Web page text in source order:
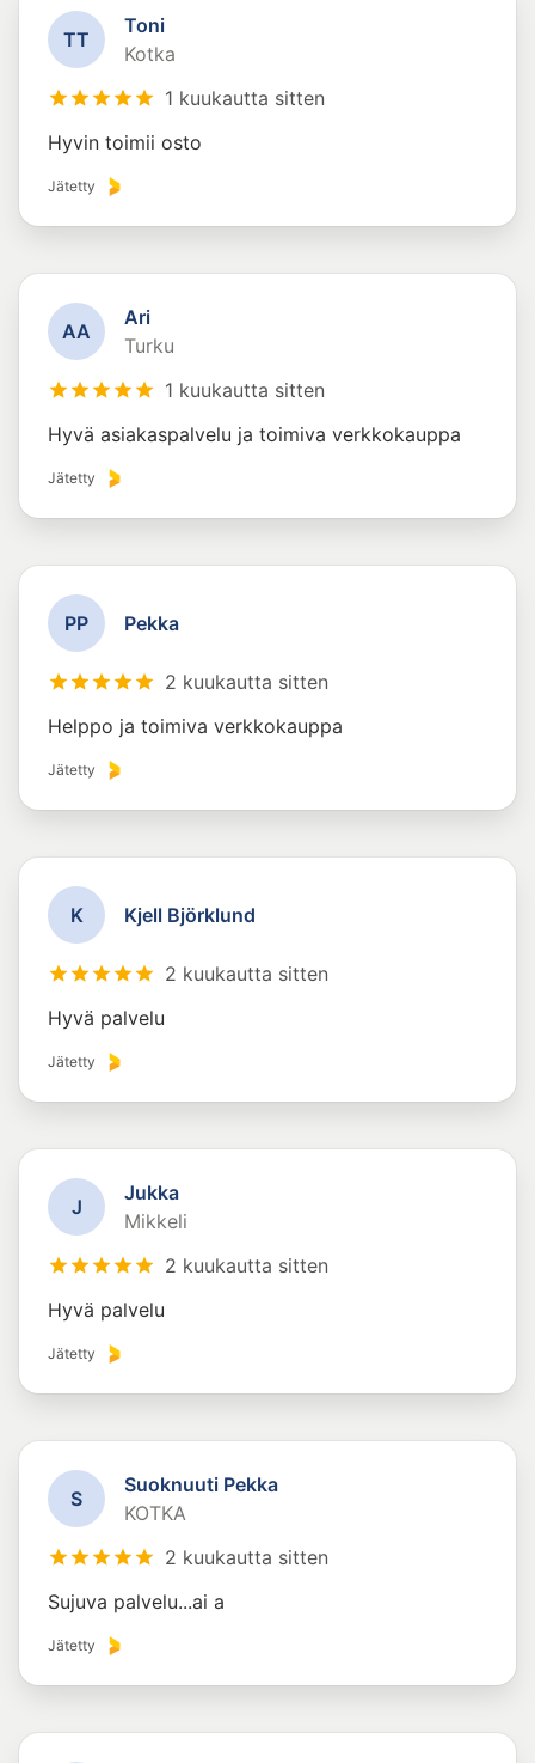
TT
Toni
Kotka
1 kuukautta sitten
Hyvin toimii osto
Jätetty
AA
Ari
Turku
1 kuukautta sitten
Hyvä asiakaspalvelu ja toimiva verkkokauppa
Jätetty
PP Pekka
2 kuukautta sitten
Helppo ja toimiva verkkokauppa
Jätetty
K Kjell Björklund
2 kuukautta sitten
Hyvä palvelu
Jätetty
J
Jukka
Mikkeli
2 kuukautta sitten
Hyvä palvelu
Jätetty
S
Suoknuuti Pekka
KOTKA
2 kuukautta sitten
Sujuva palvelu...ai a
Jätetty